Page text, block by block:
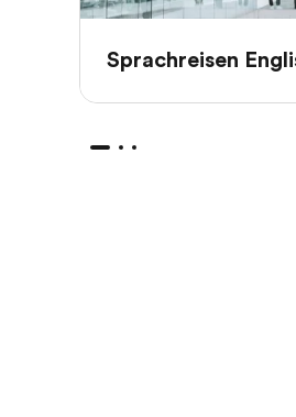
Sprachreisen